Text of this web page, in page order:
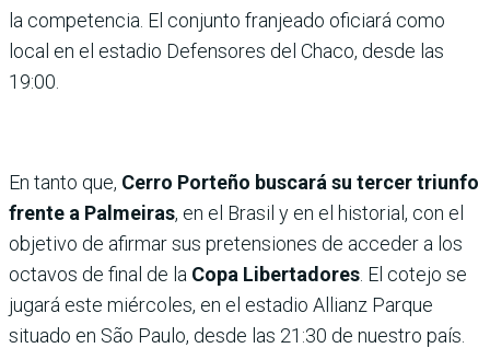
la competencia. El conjunto franjeado oficiará como
local en el estadio Defensores del Chaco, desde las
19:00.
En tanto que, Cerro Porteño buscará su tercer triunfo
frente a Palmeiras, en el Brasil y en el historial, con el
objetivo de afirmar sus pretensiones de acceder a los
octavos de final de la Copa Libertadores . El cotejo se
jugará este miércoles, en el estadio Allianz Parque
situado en São Paulo, desde las 21:30 de nuestro país.